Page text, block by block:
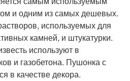
и одним из самых дешевых.
используемых для
камней, и штукатурки.
используют в
и газобетона. Пушонка с
в качестве декора.